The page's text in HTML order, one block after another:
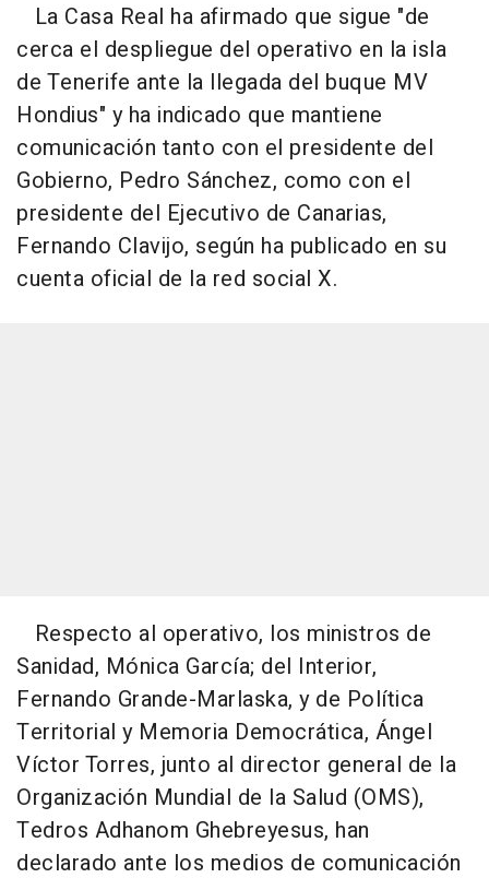
La Casa Real ha afirmado que sigue "de
cerca el despliegue del operativo en la isla
de Tenerife ante la llegada del buque MV
Hondius" y ha indicado que mantiene
comunicación tanto con el presidente del
Gobierno, Pedro Sánchez, como con el
presidente del Ejecutivo de Canarias,
Fernando Clavijo, según ha publicado en su
cuenta oficial de la red social X.
Respecto al operativo, los ministros de
Sanidad, Mónica García; del Interior,
Fernando Grande-Marlaska, y de Política
Territorial y Memoria Democrática, Ángel
Víctor Torres, junto al director general de la
Organización Mundial de la Salud (OMS),
Tedros Adhanom Ghebreyesus, han
declarado ante los medios de comunicación